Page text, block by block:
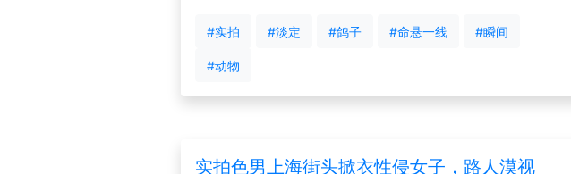
#实拍 #淡定 #鸽子 #命悬一线 #瞬间
#动物
实拍色男上海街头掀衣性侵女子，路人漠视